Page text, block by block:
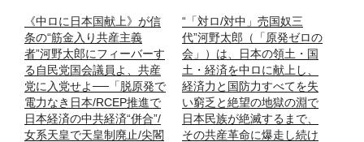
《中ロに日本国献上》が信
条の“筋金入り共産主義
者”河野太郎にフィーバーす
る自民党国会議員よ、共産
党に入党せよ──「脱原発で
電力なき日本/RCEP推進で
日本経済の中共経済“併合”/
女系天皇で天皇制廃止/尖閣
“「対ロ/対中」売国奴三
代”河野太郎（「原発ゼロの
会」）は、日本の領土・国
土・経済を中ロに献上し、
経済力と国防力すべてを失
い窮乏と絶望の地獄の淵で
日本民族が絶滅するまで、
その共産革命に爆走し続け